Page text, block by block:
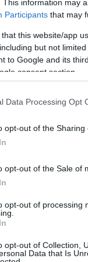
This information may
Participants that may
that this website/app
but not
to Google and its
consent section.
Data Processing Opt
opt-out of the Sharing
opt-out of the Sale of
opt-out of processing
opt-out of Collection,
Data that Is
meg, amelyek